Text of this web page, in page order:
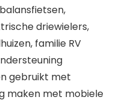
driewielers,
familie RV
gebruikt met
maken met mobiele